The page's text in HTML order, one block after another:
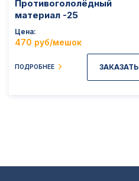
Противогололёдный
материал -25
Цена
470 руб/мешок
ПОДРОБНЕЕ ЗАКАЗАТЬ